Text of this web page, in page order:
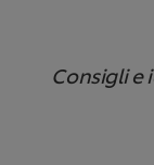
Consigli e